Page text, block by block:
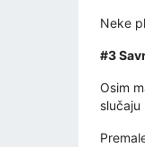
Neke
#3
Osim
slučaju